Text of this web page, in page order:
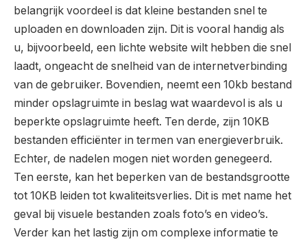
belangrijk voordeel is dat kleine bestanden snel te
uploaden en downloaden zijn. Dit is vooral handig als
u, bijvoorbeeld, een lichte website wilt hebben die snel
laadt, ongeacht de snelheid van de internetverbinding
van de gebruiker. Bovendien, neemt een 10kb bestand
minder opslagruimte in beslag wat waardevol is als u
beperkte opslagruimte heeft. Ten derde, zijn 10KB
bestanden efficiënter in termen van energieverbruik.
Echter, de nadelen mogen niet worden genegeerd.
Ten eerste, kan het beperken van de bestandsgrootte
tot 10KB leiden tot kwaliteitsverlies. Dit is met name het
geval bij visuele bestanden zoals foto’s en video’s.
Verder kan het lastig zijn om complexe informatie te